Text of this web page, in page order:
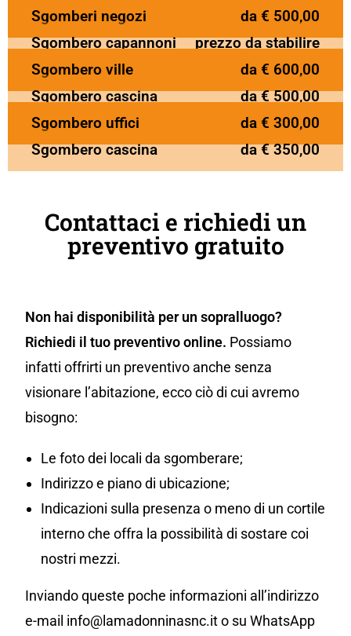
Sgomberi negozi
da € 500,00
Sgombero capannoni
prezzo da stabilire
Sgombero ville
da € 600,00
Sgombero cascina
da € 500,00
Sgombero uffici
da € 300,00
Sgombero cascina
da € 350,00
Contattaci e richiedi un
preventivo gratuito
Non hai disponibilità per un sopralluogo?
Richiedi il tuo preventivo online. Possiamo
infatti offrirti un preventivo anche senza
visionare l’abitazione, ecco ciò di cui avremo
bisogno:
Le foto dei locali da sgomberare;
Indirizzo e piano di ubicazione;
Indicazioni sulla presenza o meno di un cortile
interno che offra la possibilità di sostare coi
nostri mezzi.
Inviando queste poche informazioni all’indirizzo
e-mail info@lamadonninasnc.it o su WhatsApp